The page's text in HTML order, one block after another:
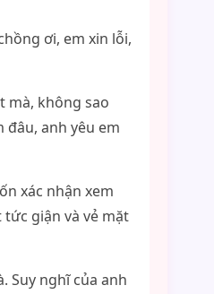
ơi, em xin lỗi,
mà, không sao
đâu, anh yêu em
xác nhận xem
giận và vẻ mặt
Suy nghĩ của anh